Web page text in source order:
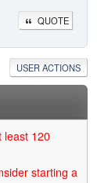
QUOTE
USER ACTIONS
least 120
starting a